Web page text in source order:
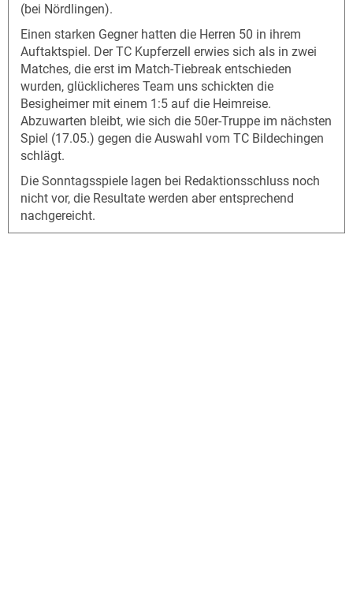
(bei Nördlingen).
Einen starken Gegner hatten die Herren 50 in ihrem
Auftaktspiel. Der TC Kupferzell erwies sich als in zwei
Matches, die erst im Match-Tiebreak entschieden
wurden, glücklicheres Team uns schickten die
Besigheimer mit einem 1:5 auf die Heimreise.
Abzuwarten bleibt, wie sich die 50er-Truppe im nächsten
Spiel (17.05.) gegen die Auswahl vom TC Bildechingen
schlägt.
Die Sonntagsspiele lagen bei Redaktionsschluss noch
nicht vor, die Resultate werden aber entsprechend
nachgereicht.